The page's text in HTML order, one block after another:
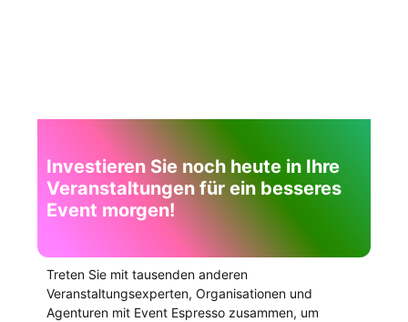
Investieren Sie noch heute in Ihre
Veranstaltungen für ein besseres
Event morgen!
Treten Sie mit tausenden anderen
Veranstaltungsexperten, Organisationen und
Agenturen mit Event Espresso zusammen, um